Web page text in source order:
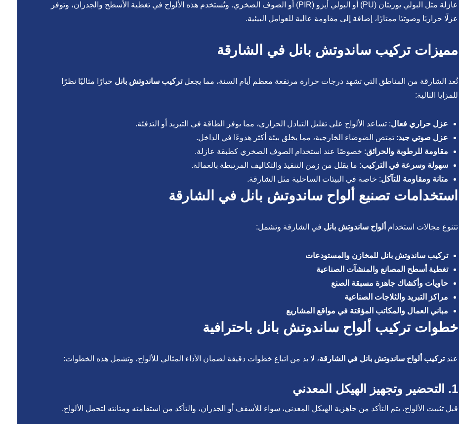
عازلة مثل البولي يوريثان (PU) أو البولي أيزو (PIR) أو الصوف الصخري. وتُستخدم هذه الألواح في تغطية الأسطح والجدران، وتوفر
عزلًا حراريًا وصوتيًا ممتازًا، إضافة إلى مقاومة عالية للعوامل البيئية.
مميزات تركيب ساندوتش بانل في الشارقة
تُعد الشارقة من المناطق التي تشهد درجات حرارة مرتفعة معظم أيام السنة، مما يجعلتركيب ساندوتش بانل خيارًا مثاليًا نظرًا
للمزايا التالية:
عزل حراري فعال: تساعد الألواح على تقليل التبادل الحراري، مما يوفر الطاقة في التبريد أو التدفئة.
عزل صوتي جيد: تمتص الضوضاء الخارجية، مما يخلق بيئة أكثر هدوءًا في الداخل.
مقاومة للرطوبة والحرائق: خصوصًا عند استخدام الصوف الصخري كطبقة عازلة.
سهولة وسرعة في التركيب: ما يقلل من زمن التنفيذ والتكاليف المرتبطة بالعمالة.
متانة ومقاومة للتآكل: خاصة في البيئات الساحلية مثل الشارقة.
استخدامات تصنيع ألواح ساندوتش بانل في الشارقة
تتنوع مجالات استخدام ألواح ساندوتش بانل في الشارقة وتشمل:
تركيب ساندوتش بانل للمخازن والمستودعات
تغطية أسطح المصانع والمنشآت الصناعية
حاويات وأكشاك جاهزة مسبقة الصنع
مراكز التبريد والثلاجات الصناعية
مباني العمال والمكاتب المؤقتة في مواقع المشاريع
خطوات تركيب ألواح ساندوتش بانل باحترافية
عندتركيب ألواح ساندوتش بانل في الشارقة، لا بد من اتباع خطوات دقيقة لضمان الأداء المثالي للألواح، وتشمل هذه الخطوات:
1. التحضير وتجهيز الهيكل المعدني
قبل تثبيت الألواح، يتم التأكد من جاهزية الهيكل المعدني، سواء للأسقف أو الجدران، والتأكد من استقامته ومتانته لتحمل الألواح.